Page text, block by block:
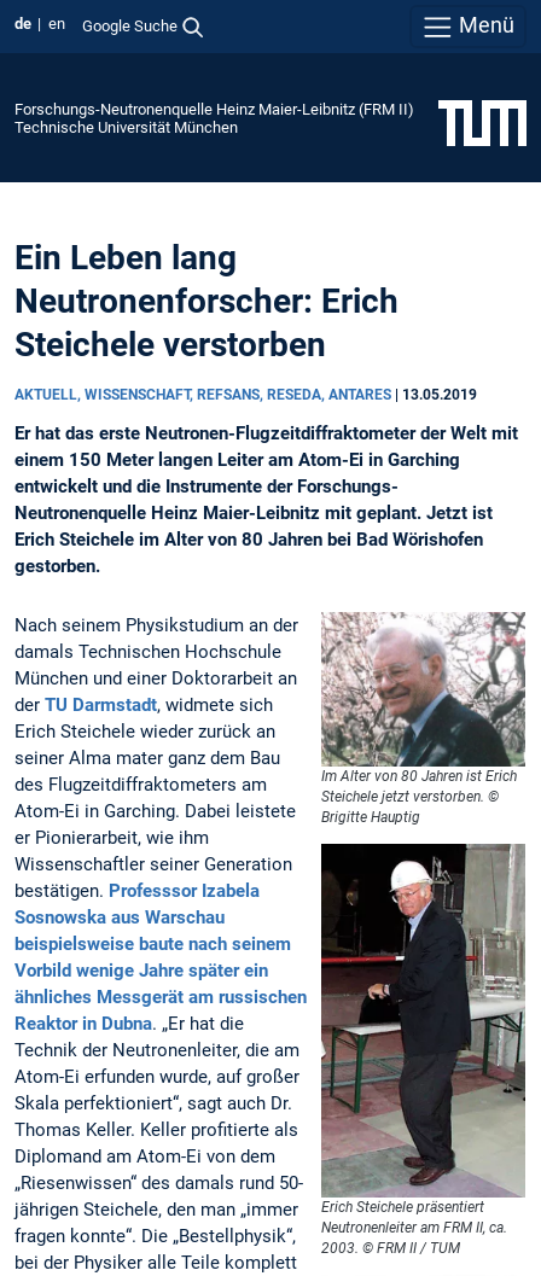
de en Google Suche Menü
Forschungs-Neutronenquelle Heinz Maier-Leibnitz (FRM II)
Technische Universität München
Ein Leben lang
Neutronenforscher: Erich
Steichele verstorben
AKTUELL, WISSENSCHAFT, REFSANS, RESEDA, ANTARES 13.05.2019
Er hat das erste Neutronen-Flugzeitdiffraktometer der Welt mit
einem 150 Meter langen Leiter am Atom-Ei in Garching
entwickelt und die Instrumente der Forschungs-
Neutronenquelle Heinz Maier-Leibnitz mit geplant. Jetzt ist
Erich Steichele im Alter von 80 Jahren bei Bad Wörishofen
gestorben.
Im Alter von 80 Jahren ist Erich
Steichele jetzt verstorben. ©
Brigitte Hauptig
Erich Steichele präsentiert
Neutronenleiter am FRM II, ca.
2003. © FRM II / TUM
Nach seinem Physikstudium an der
damals Technischen Hochschule
München und einer Doktorarbeit an
der TU Darmstadt, widmete sich
Erich Steichele wieder zurück an
seiner Alma mater ganz dem Bau
des Flugzeitdiffraktometers am
Atom-Ei in Garching. Dabei leistete
er Pionierarbeit, wie ihm
Wissenschaftler seiner Generation
bestätigen. Professsor Izabela
Sosnowska aus Warschau
beispielsweise baute nach seinem
Vorbild wenige Jahre später ein
ähnliches Messgerät am russischen
Reaktor in Dubna. „Er hat die
Technik der Neutronenleiter, die am
Atom-Ei erfunden wurde, auf großer
Skala perfektioniert“, sagt auch Dr.
Thomas Keller. Keller profitierte als
Diplomand am Atom-Ei von dem
„Riesenwissen“ des damals rund 50-
jährigen Steichele, den man „immer
fragen konnte“. Die „Bestellphysik“,
bei der Physiker alle Teile komplett